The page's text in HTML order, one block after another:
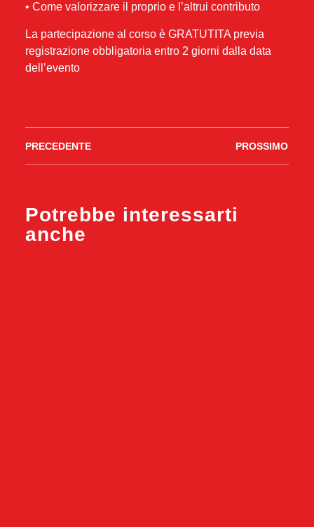
• Come valorizzare il proprio e l’altrui contributo
La partecipazione al corso è GRATUTITA previa
registrazione obbligatoria entro 2 giorni dalla data
dell’evento
PRECEDENTE PROSSIMO
Potrebbe interessarti
anche